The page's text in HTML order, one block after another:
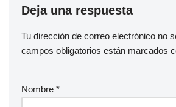
Deja una respuesta
Tu dirección de correo electrónico no
campos obligatorios están marcados
Nombre *